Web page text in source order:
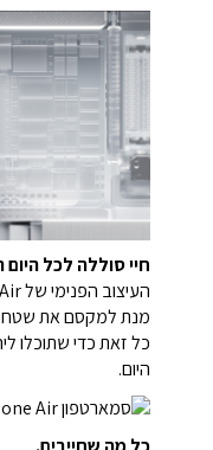
חיי סוללה לכל
מנת למקסם את שטח
כל זאת כדי שתוכלו
היום.